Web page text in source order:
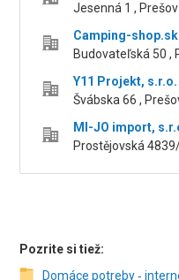
Jesenná 1 , Prešov
Camping-shop.sk
Budovateľská 50 ,
Y11 Projekt, s.r.o.
Švábska 66 ,
MI-JO import,
Prostějovská
Pozrite si tiež:
Domáce potreby ‑